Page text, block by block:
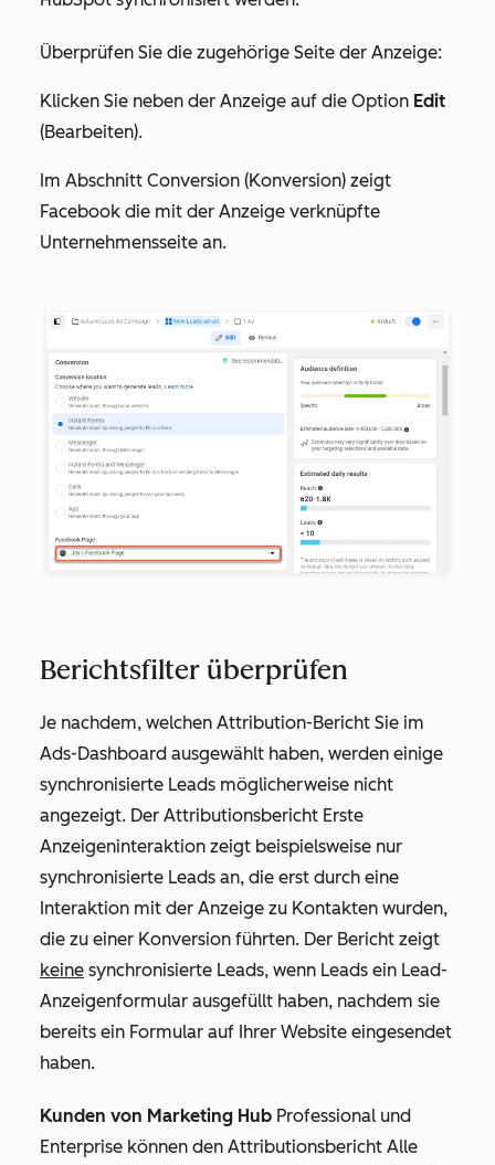
Überprüfen Sie die zugehörige Seite der Anzeige:
Klicken Sie neben der Anzeige auf die Option Edit
(Bearbeiten).
Im Abschnitt Conversion (Konversion) zeigt
Facebook die mit der Anzeige verknüpfte
Unternehmensseite an.
Berichtsfilter überprüfen
Je nachdem, welchen Attribution-Bericht Sie im
Ads-Dashboard ausgewählt haben, werden einige
synchronisierte Leads möglicherweise nicht
angezeigt. Der Attributionsbericht Erste
Anzeigeninteraktion zeigt beispielsweise nur
synchronisierte Leads an, die erst durch eine
Interaktion mit der Anzeige zu Kontakten wurden,
die zu einer Konversion führten. Der Bericht zeigt
keine synchronisierte Leads, wenn Leads ein Lead-
Anzeigenformular ausgefüllt haben, nachdem sie
bereits ein Formular auf Ihrer Website eingesendet
haben.
Kunden von Marketing Hub Professional und
Enterprise können den Attributionsbericht Alle